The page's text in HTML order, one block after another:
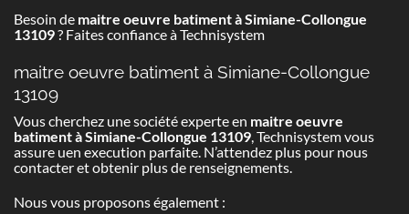
Besoin de maitre oeuvre batiment à Simiane-Collongue
13109? Faites confiance à Technisystem
maitre oeuvre batiment à Simiane-Collongue
13109
Vous cherchez une société experte en maitre oeuvre
batiment à Simiane-Collongue 13109, Technisystem vous
assure uen execution parfaite. N’attendez plus pour nous
contacter et obtenir plus de renseignements.
Nous vous proposons également :